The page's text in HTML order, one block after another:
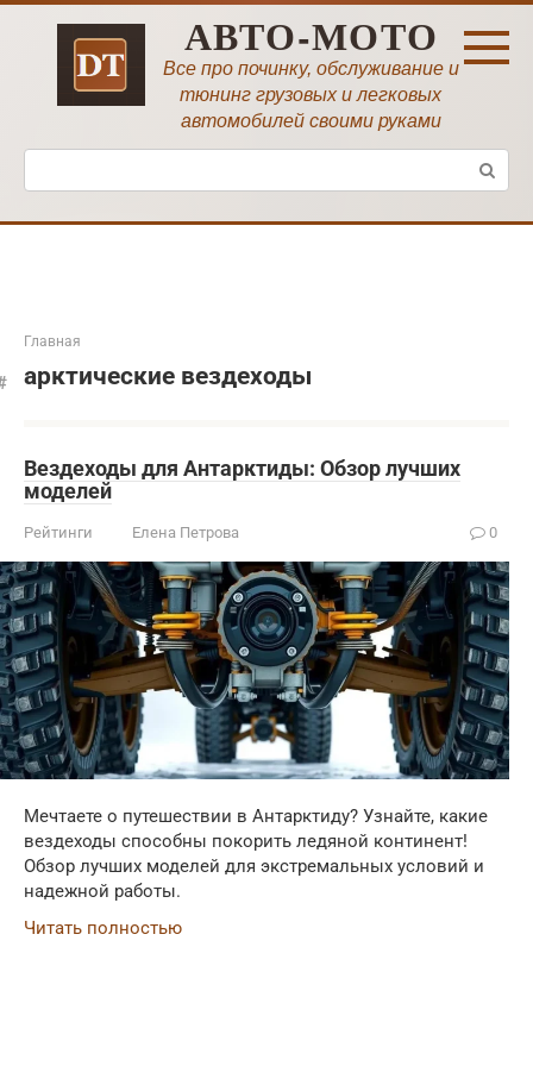
Перейти
АВТО-МОТО
Все про починку, обслуживание и
тюнинг грузовых и легковых
автомобилей своими руками
Поиск:
Главная
арктические вездеходы
Вездеходы для Антарктиды: Обзор лучших
моделей
Рейтинги Елена Петрова 0
Мечтаете о путешествии в Антарктиду? Узнайте, какие
вездеходы способны покорить ледяной континент!
Обзор лучших моделей для экстремальных условий и
надежной работы.
Читать полностью